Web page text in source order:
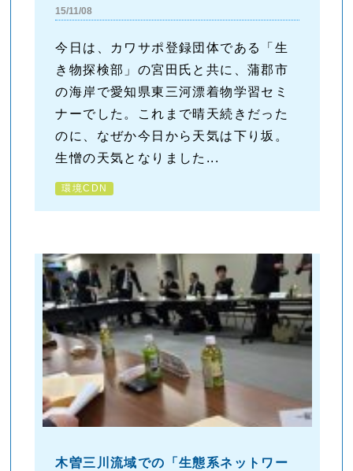
15/11/08
今日は、カワサポ登録団体である「生
き物探検部」の宮田氏と共に、蒲郡市
の海岸で愛知県東三河漂着物学習セミ
ナーでした。これまで晴天続きだった
のに、なぜか今日から天気は下り坂。
生憎の天気となりました...
環境CDN
木曽三川流域での「生態系ネットワー